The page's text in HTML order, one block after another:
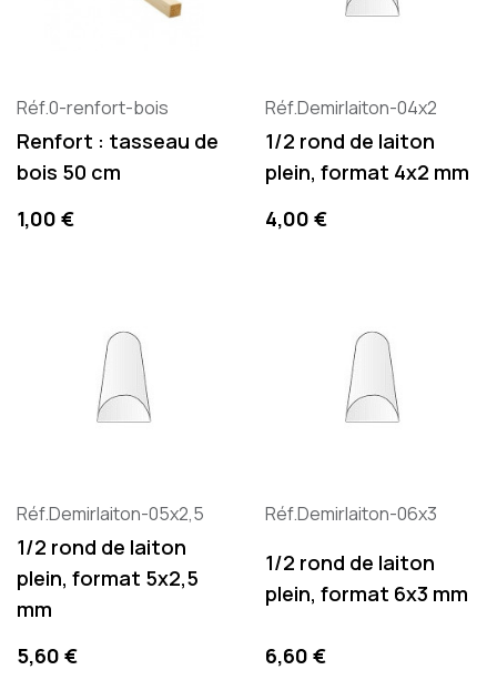
Réf.0-renfort-bois
Renfort : tasseau de
bois 50 cm
Precio
1,00 €
Réf.Demirlaiton-04x2
1/2 rond de laiton
plein, format 4x2 mm
Precio
4,00 €
Réf.Demirlaiton-05x2,5
1/2 rond de laiton
plein, format 5x2,5
mm
Precio
5,60 €
Réf.Demirlaiton-06x3
1/2 rond de laiton
plein, format 6x3 mm
Precio
6,60 €